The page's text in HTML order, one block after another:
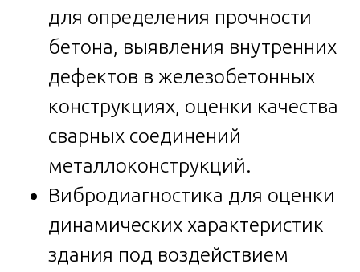
для определения прочности
бетона, выявления внутренних
дефектов в железобетонных
конструкциях, оценки качества
сварных соединений
металлоконструкций.
Вибродиагностика для оценки
динамических характеристик
здания под воздействием